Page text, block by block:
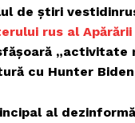
de știri
rus al Apărării
„activitate
cu Hunter
al